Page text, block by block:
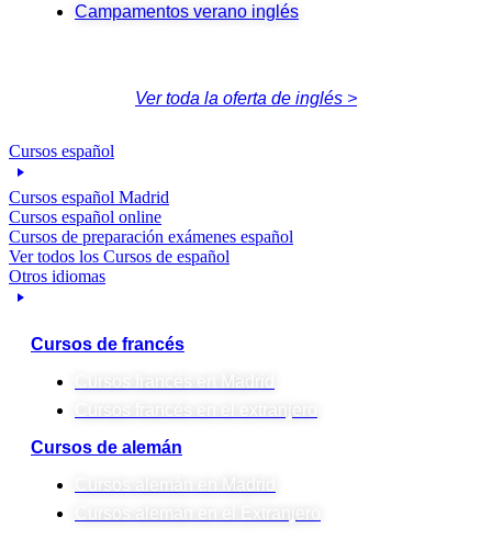
Campamentos verano inglés
Ver toda la oferta de inglés >
Cursos español
Cursos español Madrid
Cursos español online
Cursos de preparación exámenes español
Ver todos los Cursos de español
Otros idiomas
Cursos de francés
Cursos francés en Madrid
Cursos de alemán
Cursos alemán en Madrid
Cursos alemán en el Extranjero